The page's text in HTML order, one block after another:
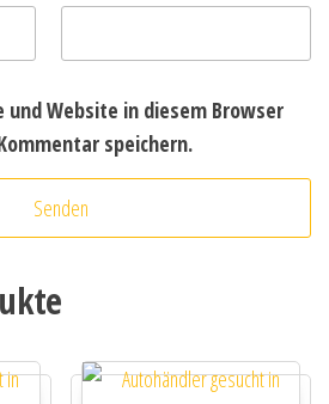
und Website in diesem Browser
speichern.